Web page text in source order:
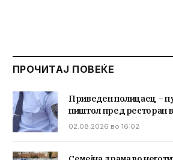
ПРОЧИТАЈ ПОВЕЌЕ
Приведен полицаец –
пиштол пред ресторан
02.08.2026 во 16:02